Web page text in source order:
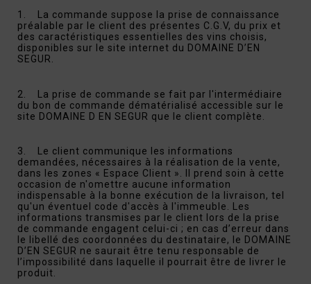
1. La commande suppose la prise de connaissance
préalable par le client des présentes C.G.V, du prix et
des caractéristiques essentielles des vins choisis,
disponibles sur le site internet du DOMAINE D’EN
SEGUR.
2. La prise de commande se fait par l'intermédiaire
du bon de commande dématérialisé accessible sur le
site DOMAINE D EN SEGUR que le client complète.
3. Le client communique les informations
demandées, nécessaires à la réalisation de la vente,
dans les zones « Espace Client ». Il prend soin à cette
occasion de n'omettre aucune information
indispensable à la bonne exécution de la livraison, tel
qu'un éventuel code d'accès à l'immeuble. Les
informations transmises par le client lors de la prise
de commande engagent celui-ci ; en cas d’erreur dans
le libellé des coordonnées du destinataire, le DOMAINE
D’EN SEGUR ne saurait être tenu responsable de
l’impossibilité dans laquelle il pourrait être de livrer le
produit.